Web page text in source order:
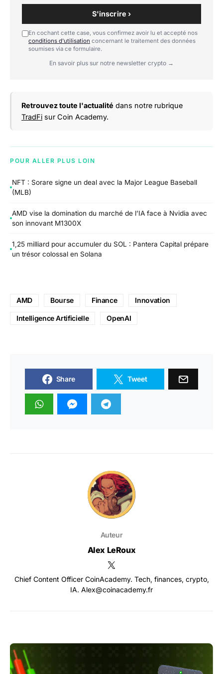
S'inscrire ›
En cochant cette case, vous confirmez avoir lu et accepté nos
conditions d'utilisation concernant le traitement des données
soumises via ce formulaire.
En savoir plus sur notre newsletter crypto →
Retrouvez toute l'actualité dans notre rubrique
TradFi sur Coin Academy.
POUR ALLER PLUS LOIN
NFT : Sorare signe un deal avec la Major League Baseball
(MLB)
AMD vise la domination du marché de l’IA face à Nvidia avec
son innovant M1300X
1,25 milliard pour accumuler du SOL : Pantera Capital prépare
un trésor colossal en Solana
AMD Bourse Finance Innovation
Intelligence Artificielle OpenAI
Share Tweet
Auteur
Alex LeRoux
Chief Content Officer CoinAcademy. Tech, finances, crypto,
IA. Alex@coinacademy.fr